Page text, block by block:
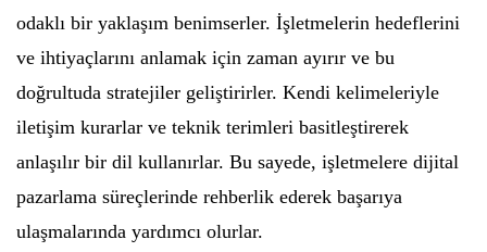
odaklı bir yaklaşım benimserler. İşletmelerin hedeflerini
ve ihtiyaçlarını anlamak için zaman ayırır ve bu
doğrultuda stratejiler geliştirirler. Kendi kelimeleriyle
iletişim kurarlar ve teknik terimleri basitleştirerek
anlaşılır bir dil kullanırlar. Bu sayede, işletmelere dijital
pazarlama süreçlerinde rehberlik ederek başarıya
ulaşmalarında yardımcı olurlar.